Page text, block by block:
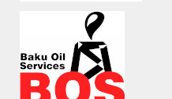
Geschiedenis van het